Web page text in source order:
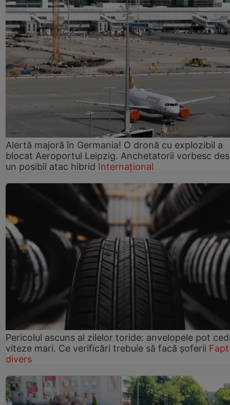
Alertă majoră în Germania! O dronă cu explozibil a
blocat Aeroportul Leipzig. Anchetatorii vorbesc
un posibil atac hibrid Internațional
Pericolul ascuns al zilelor toride: anvelopele pot
viteze mari. Ce verificări trebuie să facă șoferii Fapt
divers